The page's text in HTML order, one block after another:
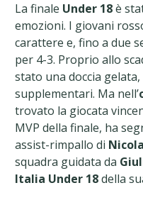
La finale Under 18è
emozioni. I giovani
carattere e, fino a due
per 4-3. Proprio allo
stato una doccia
supplementari. Ma nell’
trovato la giocata
MVP della finale, ha
assist-rimpallo di
squadra guidata da
Italia Under 18della